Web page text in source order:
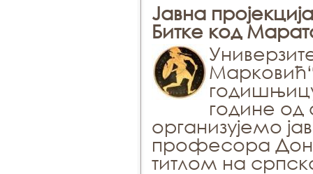
Јавна
Битке код
године од
организујемо
професора
титлом на